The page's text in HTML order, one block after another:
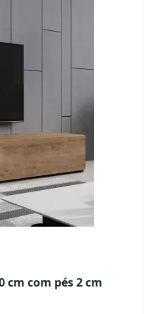
cm com pés 2 cm